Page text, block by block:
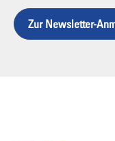
Zur Newsletter-